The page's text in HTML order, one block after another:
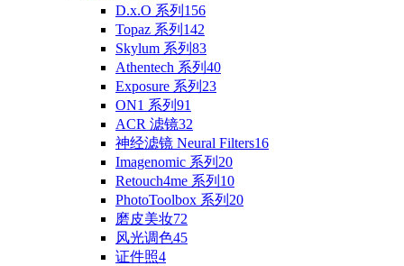
D.x.O 系列 156
Topaz 系列 142
Skylum 系列 83
Athentech 系列 40
Exposure 系列 23
ON1 系列 91
ACR 滤镜32
神经滤镜 Neural Filters16
Imagenomic 系列 20
Retouch4me 系列 10
PhotoToolbox 系列 20
磨皮美妆72
风光调色45
证件照4